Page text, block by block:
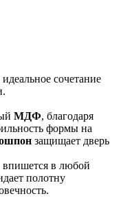
сочетание
МДФ, благодаря
формы на
защищает дверь
впишется в любой
полотну